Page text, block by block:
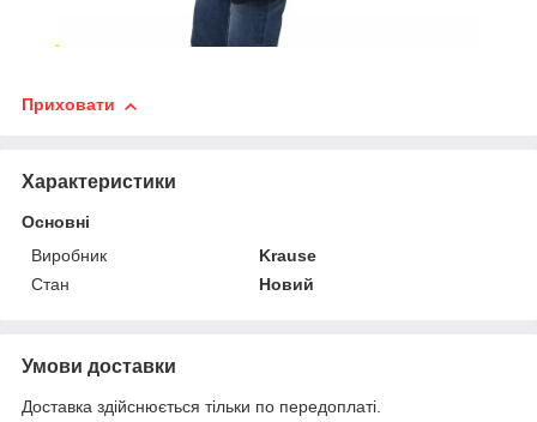
Приховати
Характеристики
Основні
Виробник
Krause
Стан
Новий
Умови доставки
Доставка здійснюється тільки по передоплаті.